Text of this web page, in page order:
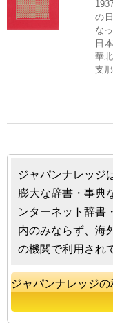
の
な
日
華
支
ジャパンナレッジ
膨大な辞書・事典
ンターネット辞書
内のみならず、海
の機関で利用され
ジャパンナレッジ